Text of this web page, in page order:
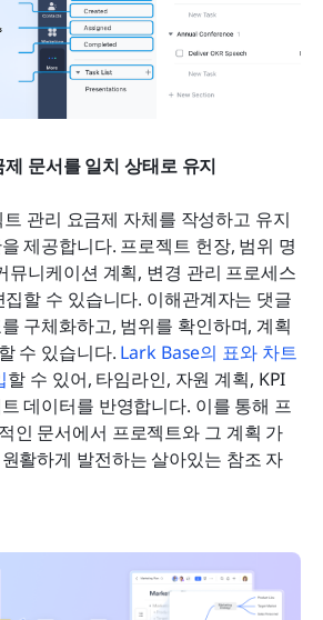
문서를 일치 상태로 유지
관리 요금제 자체를 작성하고 유지
제공합니다. 프로젝트 헌장, 범위 명
뮤니케이션 계획, 변경 관리 프로세스
할 수 있습니다. 이해관계자는 댓글
구체화하고, 범위를 확인하며, 계획
수 있습니다. Lark Base의 표와 차트
할 수 있어, 타임라인, 자원 계획, KPI
데이터를 반영합니다. 이를 통해 프
인 문서에서 프로젝트와 그 계획 가
활하게 발전하는 살아있는 참조 자